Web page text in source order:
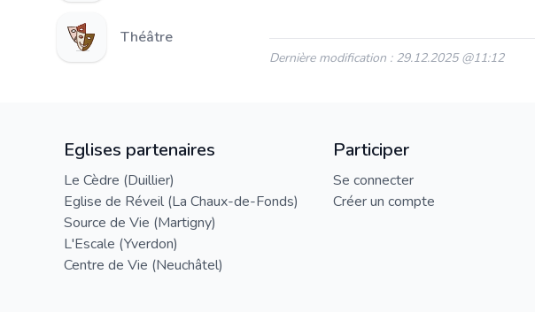
Théâtre
Dernière modification : 29.12.2025 @11:12
Eglises partenaires
Le Cèdre (Duillier)
Eglise de Réveil (La Chaux-de-Fonds)
Source de Vie (Martigny)
L'Escale (Yverdon)
Centre de Vie (Neuchâtel)
Participer
Se connecter
Créer un compte